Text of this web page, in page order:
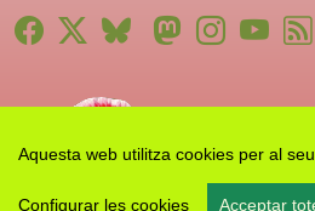
Aquesta web utilitza cookies per al
Configurar les cookies Acceptar